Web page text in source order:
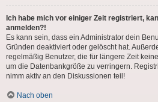
Ich habe mich vor einiger Zeit registriert,
anmelden?!
Es kann sein, dass ein Administrator dein
Gründen deaktiviert oder gelöscht hat.
regelmäßig Benutzer, die für längere Zeit
um die Datenbankgröße zu verringern.
nimm aktiv an den Diskussionen teil!
Nach oben